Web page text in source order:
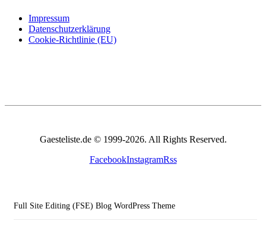
Impressum
Datenschutzerklärung
Cookie-Richtlinie (EU)
Gaesteliste.de © 1999-2026. All Rights Reserved.
FacebookInstagramRss
Full Site Editing (FSE) Blog WordPress Theme